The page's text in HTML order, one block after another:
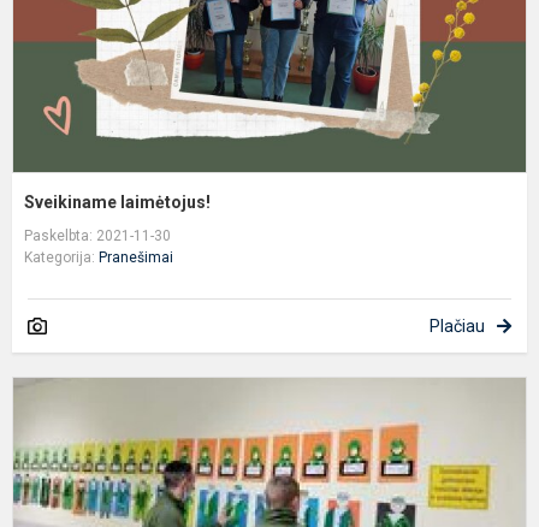
Sveikiname laimėtojus!
Paskelbta: 2021-11-30
Kategorija: Pranešimai
Plačiau